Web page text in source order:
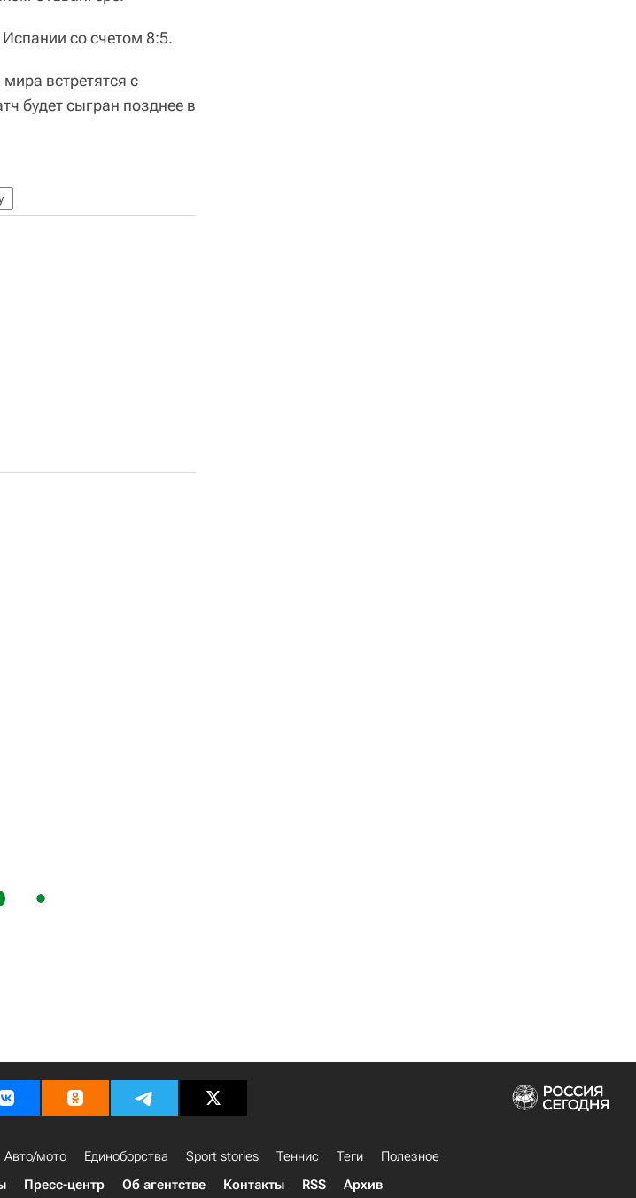
со счетом 8:5.
встретятся с
будет сыгран позднее в
Авто/мото Единоборства Sport stories Теннис Теги
Полезное
Пресс-центр Об агентстве Контакты RSS Архив